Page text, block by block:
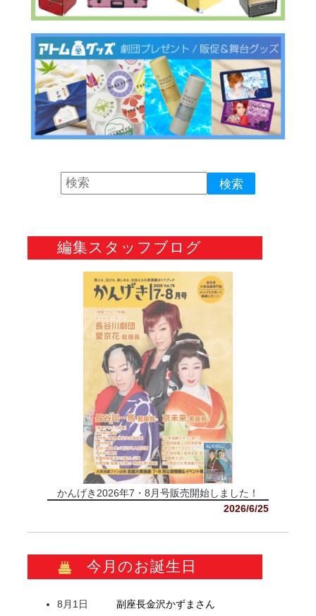
編集スタッフブログ
かんげき2026年7・8月号販売開始しました！
2026/6/25
今月のお誕生日
8月1日 副座長金沢かずま さん